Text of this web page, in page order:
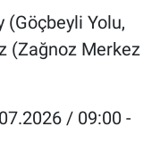
(Göçbeyli Yolu,
(Zağnoz Merkez
/ 09:00 -